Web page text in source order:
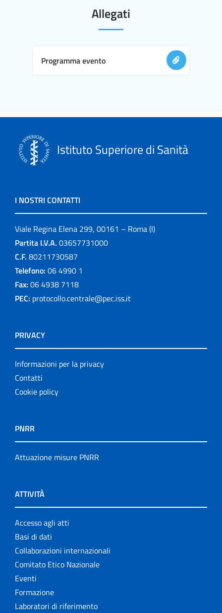
Allegati
Programma evento
Istituto Superiore di Sanità
I NOSTRI CONTATTI
Viale Regina Elena 299, 00161 – Roma (I)
Partita I.V.A. 03657731000
C.F. 80211730587
Telefono: 06 4990 1
Fax: 06 4938 7118
PEC: protocollo.centrale@pec.iss.it
PRIVACY
Informazioni per la privacy
Contatti
Cookie policy
PNRR
Attuazione misure PNRR
ATTIVITÀ
Accesso agli atti
Basi di dati
Collaborazioni internazionali
Comitato Etico Nazionale
Eventi
Formazione
Laboratori di riferimento